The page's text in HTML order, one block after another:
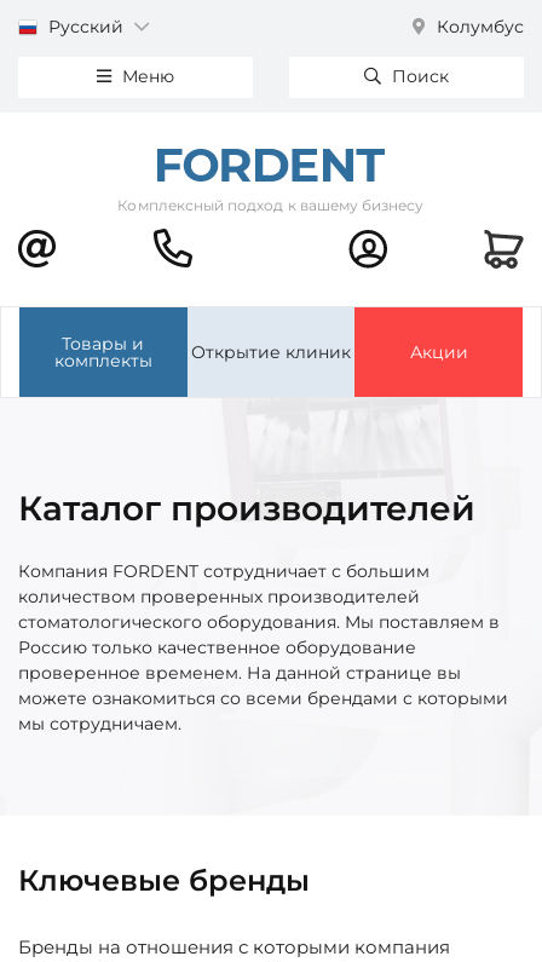
Русский Колумбус
Меню Поиск
Комплексный подход к вашему бизнесу
Товары и
комплекты Открытие клиник Акции
Каталог производителей
Компания FORDENT сотрудничает с большим
количеством проверенных производителей
стоматологического оборудования. Мы поставляем в
Россию только качественное оборудование
проверенное временем. На данной странице вы
можете ознакомиться со всеми брендами с которыми
мы сотрудничаем.
Ключевые бренды
Бренды на отношения с которыми компания